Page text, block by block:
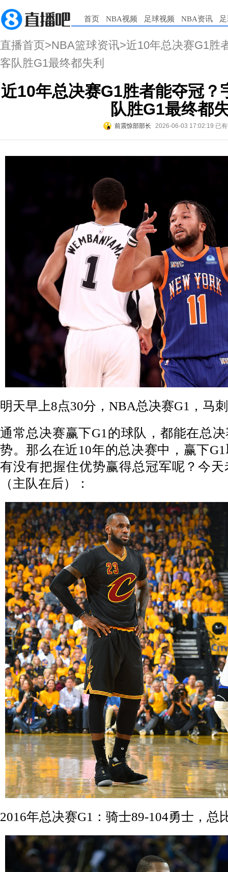
首页 NBA视频 足球视频 NBA资讯
直播首页>NBA篮球资讯>近10年总决赛G1胜
客队胜G1最终都失利
近10年总决赛G1胜者能夺冠？
队胜G1最终都
前震惊部部长 2026-06-03 17:02:19 已
明天早上8点30分，NBA总决赛G1，马
通常总决赛赢下G1的球队，都能在总
势。那么在近10年的总决赛中，赢下
有没有把握住优势赢得总冠军呢？今
（主队在后）：
2016年总决赛G1：骑士89-104勇士，总